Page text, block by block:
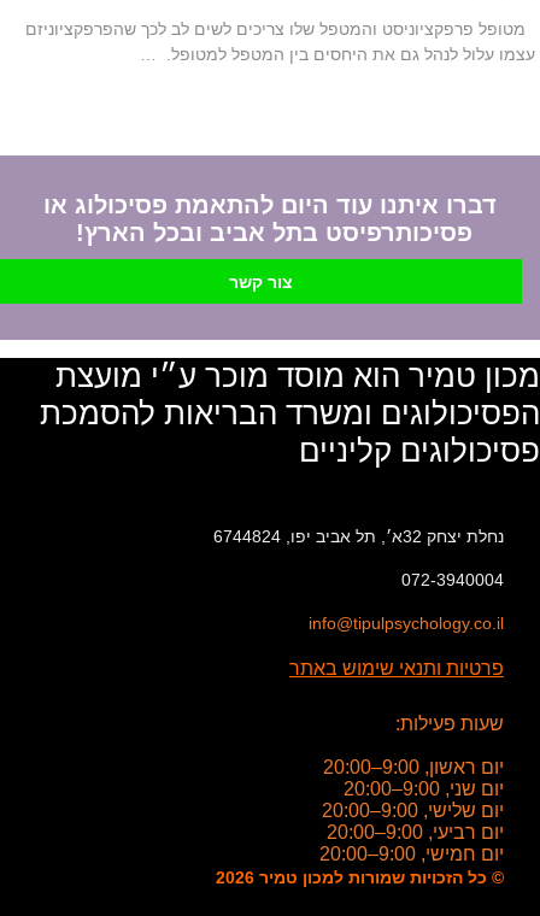
מטופל פרפקציוניסט והמטפל שלו צריכים לשים לב לכך שהפרפקציוניזם
עצמו עלול לנהל גם את היחסים בין המטפל למטופל. …
דברו איתנו עוד היום להתאמת פסיכולוג או
פסיכותרפיסט בתל אביב ובכל הארץ!
צור קשר
מכון טמיר הוא מוסד מוכר ע״י מועצת
הפסיכולוגים ומשרד הבריאות להסמכת
פסיכולוגים קליניים
נחלת יצחק 32א׳, תל אביב יפו, 6744824
072-3940004
info@tipulpsychology.co.il
פרטיות ותנאי שימוש באתר
שעות פעילות:
יום ראשון, 9:00–20:00
יום שני, 9:00–20:00
יום שלישי, 9:00–20:00
יום רביעי, 9:00–20:00
יום חמישי, 9:00–20:00
© כל הזכויות שמורות למכון טמיר 2026